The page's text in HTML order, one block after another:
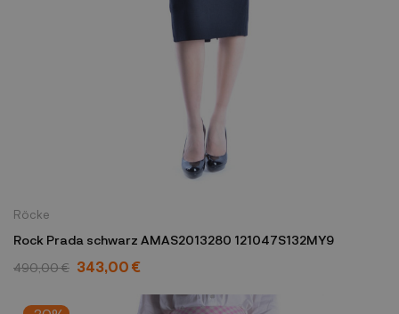
Röcke
Rock Prada schwarz AMAS2013280 121047S132MY9
490,00 € 343,00 €